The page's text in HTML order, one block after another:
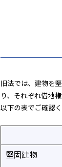
旧法では、建物を
り、それぞれ借地
以下の表でご確認く
堅固建物